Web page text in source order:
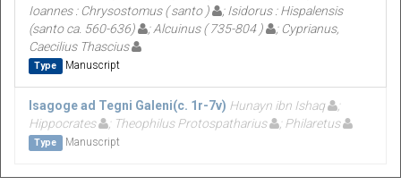
Ioannes : Chrysostomus ( santo )
; Isidorus : Hispalensis
(santo ca. 560-636)
; Alcuinus ( 735-804 )
; Cyprianus,
Caecilius Thascius
Type Manuscript
Isagoge ad Tegni Galeni(c. 1r-7v) Hunayn ibn Ishaq
Hippocrates
; Theophilus Protospatharius ; Philaretus
Type Manuscript